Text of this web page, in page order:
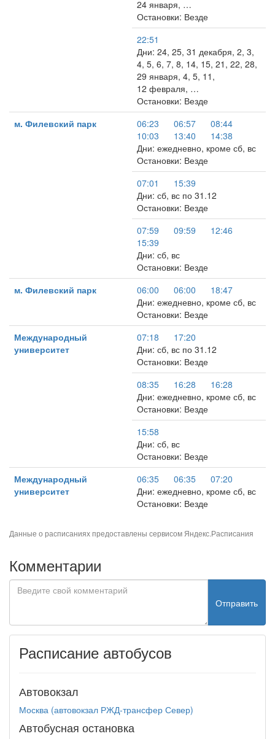
24 января, …
Остановки: Везде
22:51
Дни: 24, 25, 31 декабря, 2, 3,
4, 5, 6, 7, 8, 14, 15, 21, 22, 28,
29 января, 4, 5, 11,
12 февраля, …
Остановки: Везде
м. Филевский парк
06:23 06:57
08:44
10:03
13:40
14:38
Дни: ежедневно, кроме сб, вс
Остановки: Везде
07:01
15:39
Дни: сб, вс по 31.12
Остановки: Везде
07:59
09:59
12:46
15:39
Дни: сб, вс
Остановки: Везде
м. Филевский парк
06:00 06:00
18:47
Дни: ежедневно, кроме сб, вс
Остановки: Везде
Международный
университет
07:18
17:20
Дни: сб, вс по 31.12
Остановки: Везде
08:35
16:28
16:28
Дни: ежедневно, кроме сб, вс
Остановки: Везде
15:58
Дни: сб, вс
Остановки: Везде
Международный
университет
06:35 06:35
07:20
Дни: ежедневно, кроме сб, вс
Остановки: Везде
Данные о расписаниях предоставлены сервисом Яндекс.Расписания
Комментарии
Отправить
Расписание автобусов
Автовокзал
Москва (автовокзал РЖД-трансфер Север)
Автобусная остановка